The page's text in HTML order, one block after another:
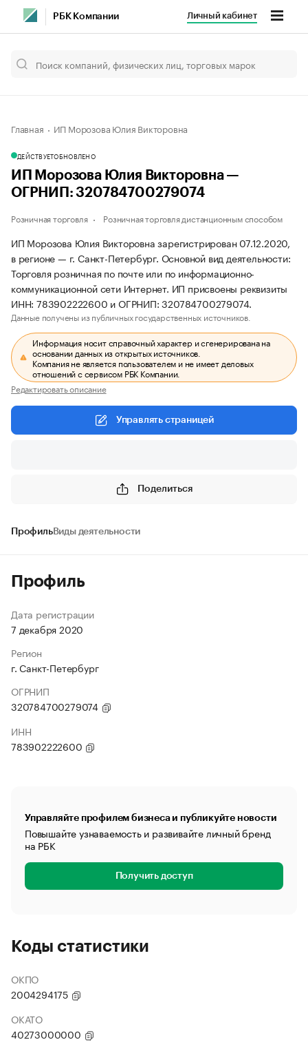
РБК Компании Личный кабинет
Главная ИП Морозова Юлия Викторовна
ДЕЙСТВУЕТОБНОВЛЕНО
ИП Морозова Юлия Викторовна —
ОГРНИП: 320784700279074
Розничная торговля Розничная торговля дистанционным способом
ИП Морозова Юлия Викторовна зарегистрирован 07.12.2020,
в регионе — г. Санкт-Петербург. Основной вид деятельности:
Торговля розничная по почте или по информационно-
коммуникационной сети Интернет. ИП присвоены реквизиты
ИНН: 783902222600 и ОГРНИП: 320784700279074.
Данные получены из публичных государственных источников.
Информация носит справочный характер и сгенерирована на
основании данных из открытых источников.
Компания не является пользователем и не имеет деловых
отношений с сервисом РБК Компании.
Редактировать описание
Управлять страницей
Поделиться
ПрофильВиды деятельности
Профиль
Дата регистрации
7 декабря 2020
Регион
г. Санкт-Петербург
ОГРНИП
320784700279074
ИНН
783902222600
Управляйте профилем бизнеса и публикуйте новости
Повышайте узнаваемость и развивайте личный бренд
на РБК
Получить доступ
Коды статистики
ОКПО
2004294175
ОКАТО
40273000000